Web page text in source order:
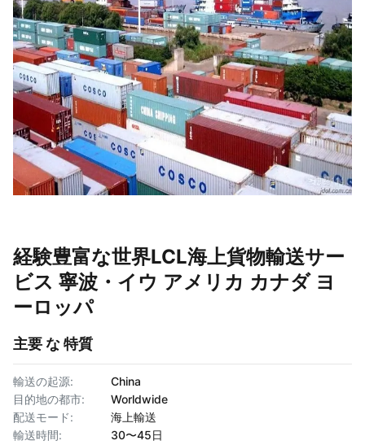
経験豊富な世界LCL海上貨物輸送サー
ビス 寧波・イウ アメリカ カナダ ヨ
ーロッパ
主要 な 特質
輸送の起源:
China
目的地の都市:
Worldwide
配送モード:
海上輸送
輸送時間:
30〜45日